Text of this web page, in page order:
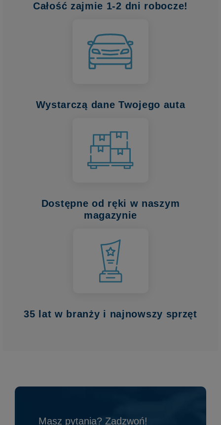
Całość zajmie 1-2 dni robocze!
Wystarczą dane Twojego auta
Dostępne od ręki w naszym
magazynie
35 lat w branży i najnowszy sprzęt
Masz pytania? Zadzwoń!